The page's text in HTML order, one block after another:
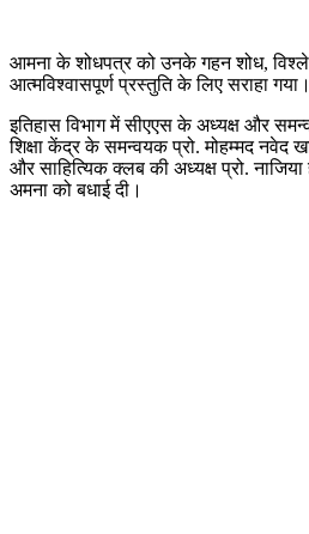
आमना के शोधपत्र को उनके गहन शोध,
आत्मविश्वासपूर्ण प्रस्तुति के लिए सराहा गया।
इतिहास विभाग में सीएएस के अध्यक्ष और
शिक्षा केंद्र के समन्वयक प्रो. मोहम्मद नवेद
और साहित्यिक क्लब की अध्यक्ष प्रो.
अमना को बधाई दी।